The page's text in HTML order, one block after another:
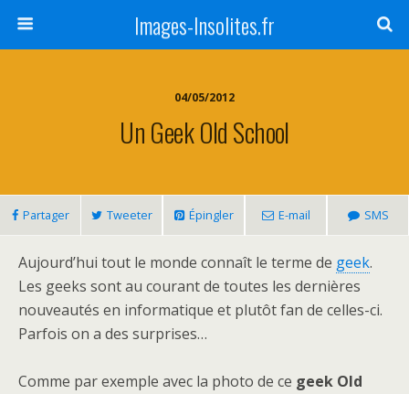
Images-Insolites.fr
04/05/2012
Un Geek Old School
Partager Tweeter Épingler E-mail SMS
Aujourd’hui tout le monde connaît le terme de geek.
Les geeks sont au courant de toutes les dernières
nouveautés en informatique et plutôt fan de celles-ci.
Parfois on a des surprises…
Comme par exemple avec la photo de ce geek Old